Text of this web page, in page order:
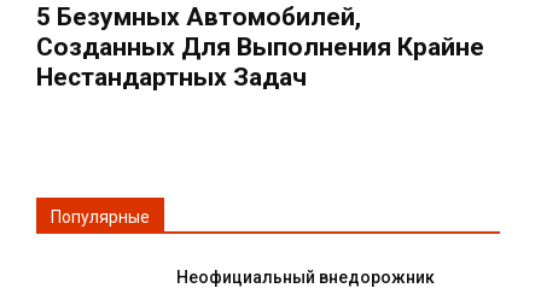
5 Безумных Автомобилей,
Созданных Для Выполнения Крайне
Нестандартных Задач
Популярные
Неофициальный внедорожник